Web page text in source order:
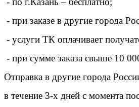
- при заказе в другие города
- услуги ТК оплачивает
- при сумме заказа свыше 10
Отправка в другие города
в течение 3-х дней с момента